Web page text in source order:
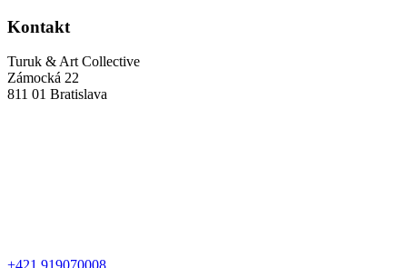
Kontakt
Turuk & Art Collective
Zámocká 22
811 01 Bratislava